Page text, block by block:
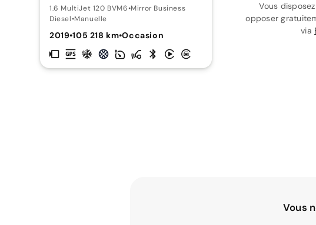
1.6 MultiJet 120 BVM6•Mirror Business
Diesel•Manuelle
2019•105 218 km•Occasion
Vous
opposer
via
Vous